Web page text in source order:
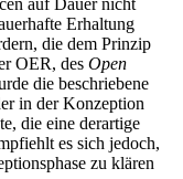
Erhaltung
die dem Prinzip
OER, des Open
die beschriebene
in der Konzeption
die eine derartige
es sich jedoch,
zu klären